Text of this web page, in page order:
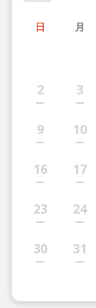
日 月
2 3
9 10
16 17
23 24
30 31